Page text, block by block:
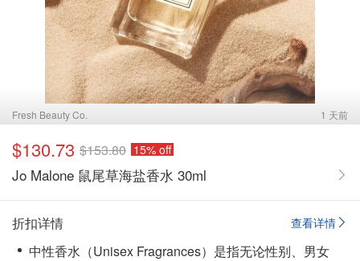
Fresh Beauty Co. 1 天前
$130.73 $153.80 15% off
Jo Malone 鼠尾草海盐香水 30ml
查看详情
折扣详情
中性香水（Unisex Fragrances）是指无论性别、男女